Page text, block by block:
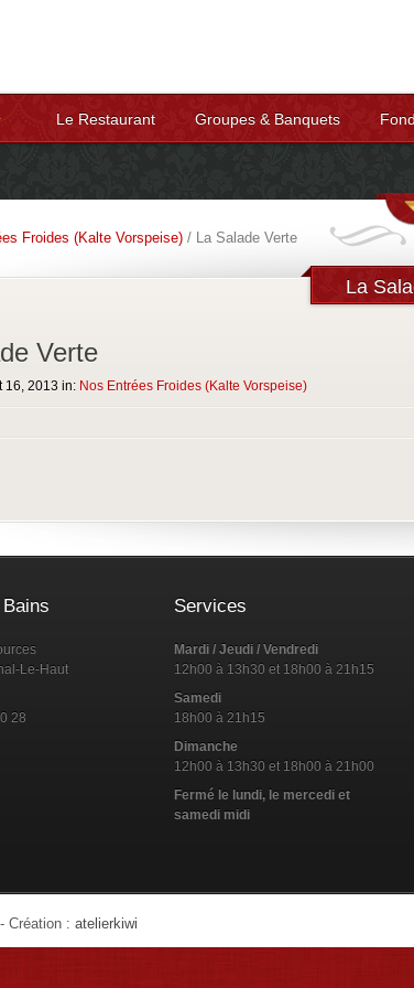
Le Restaurant Groupes & Banquets
hagenthal le haut- Tél. 03 89 68 50 28
Froides (Kalte Vorspeise) / La Salade Verte
La
Verte
16, 2013 in: Nos Entrées Froides (Kalte Vorspeise)
Le-Haut
28
Services
Mardi / Jeudi / Vendredi
12h00 à 13h30 et 18h00 à 21h15
Samedi
18h00 à 21h15
Dimanche
12h00 à 13h30 et 18h00 à 21h00
Fermé le lundi, le mercedi et
samedi midi
- Création : atelierkiwi